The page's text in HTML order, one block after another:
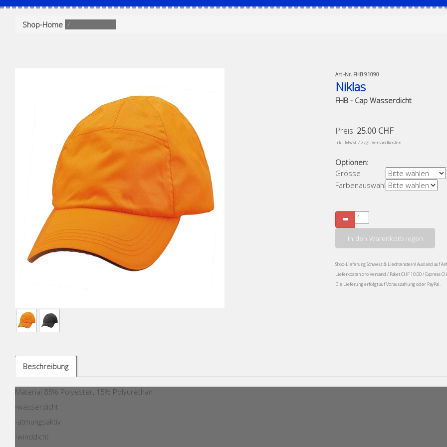
Shop-Home
Art.-Nr. FHB 91090
Niklas
FHB - Cap Wasserdicht
Preis: 25.00 CHF
inkl. MwSt. / zzgl. Versandkosten
Optionen:
Grösse
Farbenauswahl
In den Warenkorb legen
Shop-Lieferung Schweiz & Liechtenstein! Ausland auf
Lieferkosten pro Versand / Paket CHF 10.00 / Express
Die Lieferung erfolgt auf Vorauszahlung oder PayPal.
Beschreibung
Material 85% Polyester, 15% Polyurethan
-wasserdicht
-atmungsaktiv
-winddicht